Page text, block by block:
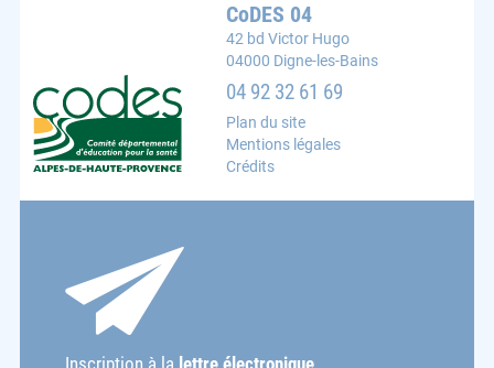
CoDES 04 : Comité départemental d'éducation pour la
CoDES 04
42 bd Victor Hugo
04000 Digne-les-Bains
04 92 32 61 69
Plan du site
Mentions légales
Crédits